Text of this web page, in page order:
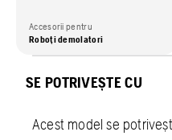
Accesorii pentru
Roboți demolatori
SE POTRIVEȘTE CU
Acest model se